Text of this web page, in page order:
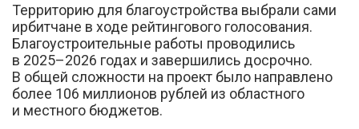
Вконтакте
Территорию для благоустройства выбрали сами
ирбитчане в ходе рейтингового голосования.
Благоустроительные работы проводились
в 2025–2026 годах и завершились досрочно.
В общей сложности на проект было направлено
более 106 миллионов рублей из областного
и местного бюджетов.